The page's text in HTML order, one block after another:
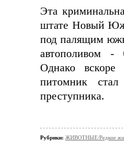
Эта
штате Новый
под палящим
автополивом -
Однако
питомник
преступника.
Рубрики: ЖИВОТНЫЕ/Редкие